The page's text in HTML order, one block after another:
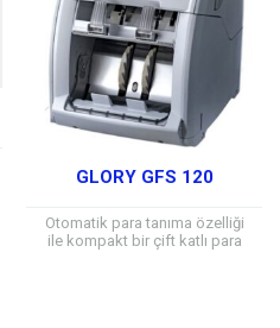
GLORY GFS 120
Otomatik para tanıma özelliği
ile kompakt bir çift katlı para